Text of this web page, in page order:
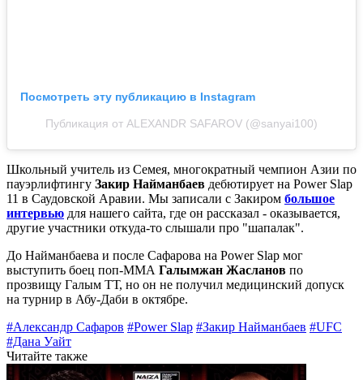
Посмотреть эту публикацию в Instagram
Публикация от ALEXANDR SAFAROV (@sanyai100)
Школьный учитель из Семея, многократный чемпион Азии по
пауэрлифтингу Закир Найманбаев дебютирует на Power Slap
11 в Саудовской Аравии. Мы записали с Закиром большое
интервью для нашего сайта, где он рассказал - оказывается,
другие участники откуда-то слышали про "шапалак".
До Найманбаева и после Сафарова на Power Slap мог
выступить боец поп-ММА Галымжан Жасланов по
прозвищу Галым ТТ, но он не получил медицинский допуск
на турнир в Абу-Даби в октябре.
#Александр Сафаров #Power Slap #Закир Найманбаев #UFC
#Дана Уайт
Читайте также